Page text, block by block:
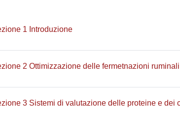
1 Introduzione
2 Ottimizzazione delle fermetnazioni ruminali
3 Sistemi di valutazione delle proteine e dei